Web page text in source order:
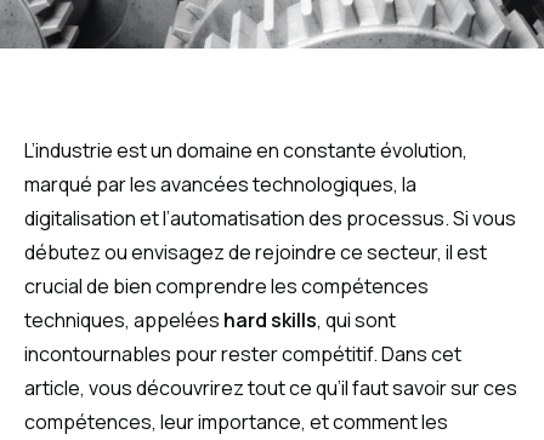
L’industrie est un domaine en constante évolution,
marqué par les avancées technologiques, la
digitalisation et l’automatisation des processus. Si vous
débutez ou envisagez de rejoindre ce secteur, il est
crucial de bien comprendre les compétences
techniques, appelées hard skills, qui sont
incontournables pour rester compétitif. Dans cet
article, vous découvrirez tout ce qu’il faut savoir sur ces
compétences, leur importance, et comment les